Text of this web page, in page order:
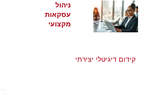
ניהול
עסקאות
מקצועי
קידום דיגיטלי יצירתי